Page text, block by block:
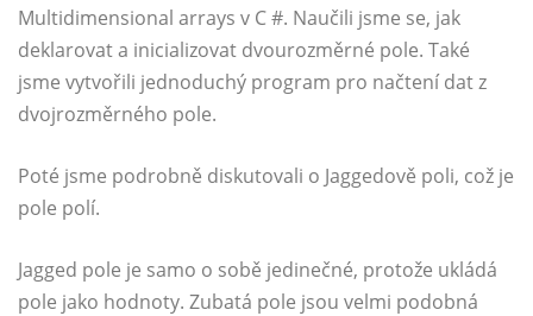
Multidimensional arrays v C #. Naučili jsme se, jak
deklarovat a inicializovat dvourozměrné pole. Také
jsme vytvořili jednoduchý program pro načtení dat z
dvojrozměrného pole.
Poté jsme podrobně diskutovali o Jaggedově poli, což je
pole polí.
Jagged pole je samo o sobě jedinečné, protože ukládá
pole jako hodnoty. Zubatá pole jsou velmi podobná